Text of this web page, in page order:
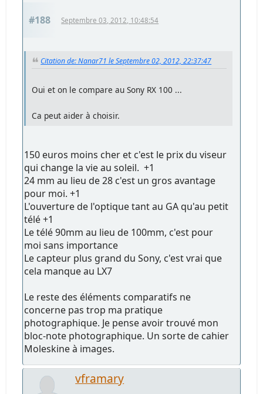
#188 Septembre 03, 2012, 10:48:54
Citation de: Nanar71 le Septembre 02, 2012, 22:37:47
Oui et on le compare au Sony RX 100 ...
Ca peut aider à choisir.
150 euros moins cher et c'est le prix du viseur
qui change la vie au soleil. +1
24 mm au lieu de 28 c'est un gros avantage
pour moi. +1
L'ouverture de l'optique tant au GA qu'au petit
télé +1
Le télé 90mm au lieu de 100mm, c'est pour
moi sans importance
Le capteur plus grand du Sony, c'est vrai que
cela manque au LX7
Le reste des éléments comparatifs ne
concerne pas trop ma pratique
photographique. Je pense avoir trouvé mon
bloc-note photographique. Un sorte de cahier
Moleskine à images.
vframary